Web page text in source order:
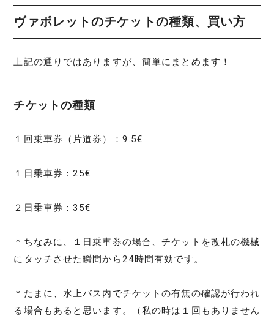
ヴァポレットのチケットの種類、買い方
上記の通りではありますが、簡単にまとめます！
チケットの種類
１回乗車券（片道券）：9.5€
１日乗車券：25€
２日乗車券：35€
＊ちなみに、１日乗車券の場合、チケットを改札の機械
にタッチさせた瞬間から24時間有効です。
＊たまに、水上バス内でチケットの有無の確認が行われ
る場合もあると思います。（私の時は１回もありません